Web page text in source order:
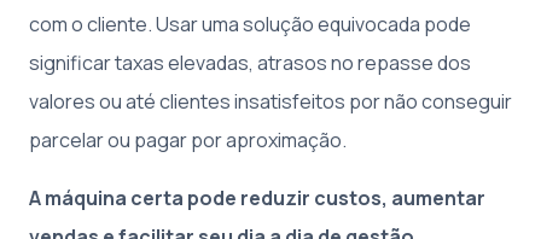
com o cliente. Usar uma solução equivocada pode
significar taxas elevadas, atrasos no repasse dos
valores ou até clientes insatisfeitos por não conseguir
parcelar ou pagar por aproximação.
A máquina certa pode reduzir custos, aumentar